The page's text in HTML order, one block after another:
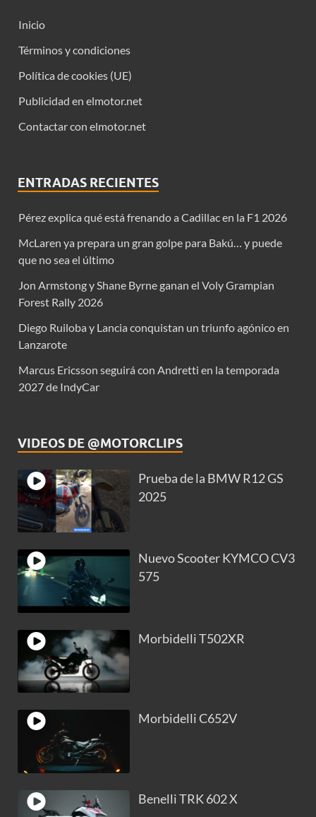
Inicio
Términos y condiciones
Política de cookies (UE)
Publicidad en elmotor.net
Contactar con elmotor.net
ENTRADAS RECIENTES
Pérez explica qué está frenando a Cadillac en la F1 2026
McLaren ya prepara un gran golpe para Bakú… y puede
que no sea el último
Jon Armstong y Shane Byrne ganan el Voly Grampian
Forest Rally 2026
Diego Ruiloba y Lancia conquistan un triunfo agónico en
Lanzarote
Marcus Ericsson seguirá con Andretti en la temporada
2027 de IndyCar
VIDEOS DE @MOTORCLIPS
Prueba de la BMW R12 GS
2025
Nuevo Scooter KYMCO CV3
575
Morbidelli T502XR
Morbidelli C652V
Benelli TRK 602 X